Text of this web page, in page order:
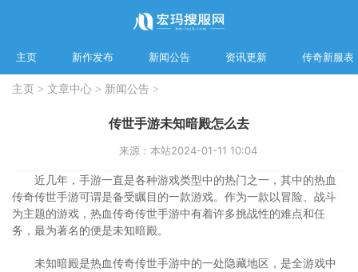
主页 新作发布 新闻公告 资讯更新 传奇新服表
主页 > 文章中心 > 新闻公告 >
传世手游未知暗殿怎么去
来源：本站2024-01-11 10:04
近几年，手游一直是各种游戏类型中的热门之一，其中的热血
传奇传世手游可谓是备受瞩目的一款游戏。作为一款以冒险、战斗
为主题的游戏，热血传奇传世手游中有着许多挑战性的难点和任
务，最为著名的便是未知暗殿。
未知暗殿是热血传奇传世手游中的一处隐藏地区，是全游戏中